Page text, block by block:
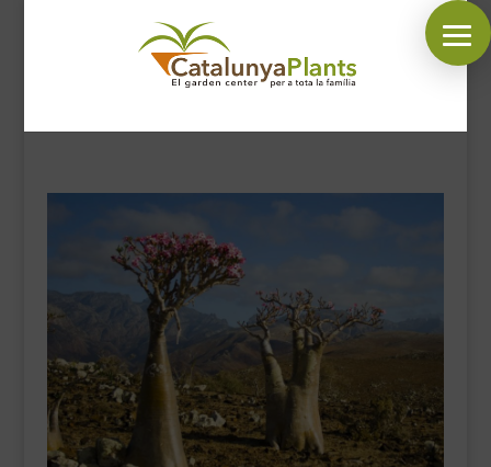
SÍGUENOS EN:
COMPLEMENTOS JARDÍN
MASCOTAS
DECORACIÓN
HORARIO GARDEN
CONTACTAR